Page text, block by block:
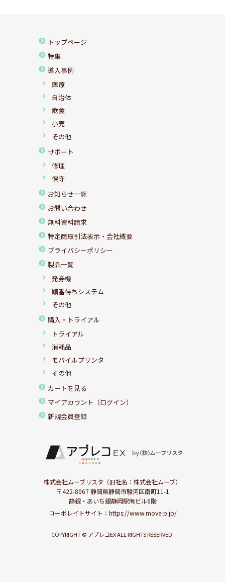
トップページ
特集
導入事例
医療
自治体
飲食
小売
その他
サポート
修理
保守
お知らせ一覧
お問い合わせ
無料資料請求
特定商取引法表示・会社概要
プライバシーポリシー
製品一覧
発券機
順番待ちシステム
その他
購入・トライアル
トライアル
消耗品
モバイルプリンタ
その他
カートを見る
マイアカウント（ログイン）
新規会員登録
株式会社ムーブリスタ（旧社名：株式会社ムーブ）
〒422-8067 静岡県静岡市駿河区南町11-1
静銀・あいち銀静岡駅南ビル6階
コーポレイトサイト： https://www.move-p.jp/
COPYRIGHT © アプレコEX ALL RIGHTS RESERVED.